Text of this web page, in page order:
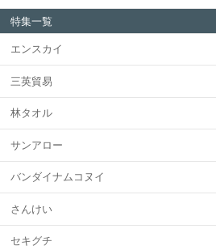
特集一覧
エンスカイ
三英貿易
林タオル
サンアロー
バンダイナムコヌイ
さんけい
セキグチ